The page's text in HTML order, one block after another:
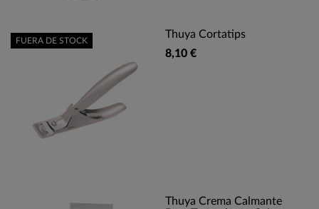
Thuya Cortatips
8,10 €
FUERA DE STOCK
Thuya Crema Calmante